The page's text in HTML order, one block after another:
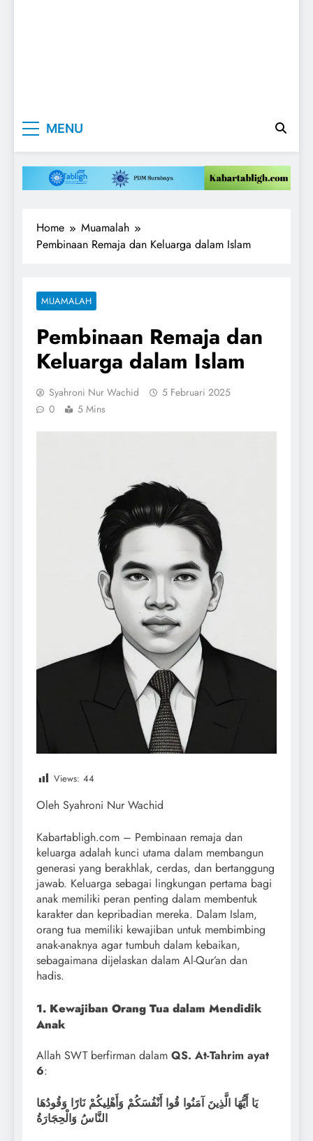
| Mencerahkan
MENU
Home
Muamalah
Pembinaan Remaja dan Keluarga dalam Islam
MUAMALAH
Pembinaan Remaja dan
Keluarga dalam Islam
Syahroni Nur Wachid
5 Februari 2025
0
5 Mins
Views: 44
Oleh Syahroni Nur Wachid
Kabartabligh.com – Pembinaan remaja dan
keluarga adalah kunci utama dalam membangun
generasi yang berakhlak, cerdas, dan bertanggung
jawab. Keluarga sebagai lingkungan pertama bagi
anak memiliki peran penting dalam membentuk
karakter dan kepribadian mereka. Dalam Islam,
orang tua memiliki kewajiban untuk membimbing
anak-anaknya agar tumbuh dalam kebaikan,
sebagaimana dijelaskan dalam Al-Qur’an dan
hadis.
1. Kewajiban Orang Tua dalam Mendidik
Anak
Allah SWT berfirman dalam QS. At-Tahrim ayat
6:
يَا أَيُّهَا الَّذِينَ آمَنُوا قُوا أَنْفُسَكُمْ وَأَهْلِيكُمْ نَارًا وَقُودُهَا
النَّاسُ وَالْحِجَارَةُ